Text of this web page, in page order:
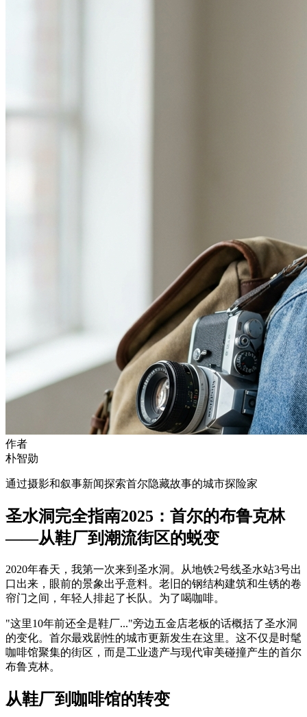
作者
朴智勋
通过摄影和叙事新闻探索首尔隐藏故事的城市探险家
圣水洞完全指南2025：首尔的布鲁克林
——从鞋厂到潮流街区的蜕变
2020年春天，我第一次来到圣水洞。从地铁2号线圣水站3号出
口出来，眼前的景象出乎意料。老旧的钢结构建筑和生锈的卷
帘门之间，年轻人排起了长队。为了喝咖啡。
"这里10年前还全是鞋厂..."旁边五金店老板的话概括了圣水洞
的变化。首尔最戏剧性的城市更新发生在这里。这不仅是时髦
咖啡馆聚集的街区，而是工业遗产与现代审美碰撞产生的首尔
布鲁克林。
从鞋厂到咖啡馆的转变